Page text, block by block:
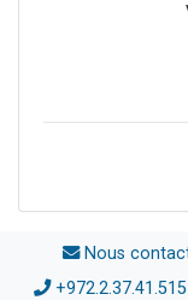
Nous
+972.2.37.41.515